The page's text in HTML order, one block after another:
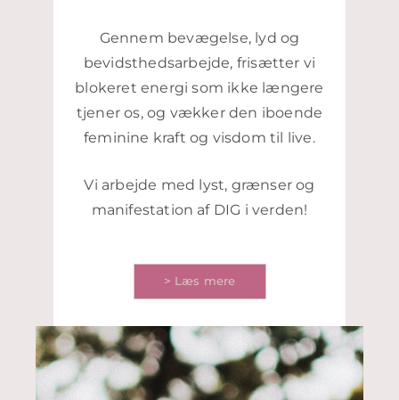
Gennem bevægelse, lyd og
bevidsthedsarbejde, frisætter vi
blokeret energi som ikke længere
tjener os, og vækker den iboende
feminine kraft og visdom til live.
Vi arbejde med lyst, grænser og
manifestation af DIG i verden!
> Læs mere